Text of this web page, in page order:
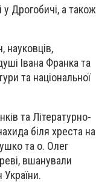
у Дрогобичі, а також
науковців,
Івана Франка та
та національної
та Літературно-
біля хреста на
та о. Олег
вшанували